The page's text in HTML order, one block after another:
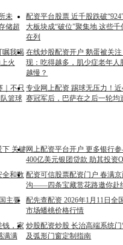
未
储超
配资平台股票 近千股跌破
大板块成“破位”聚集地 这些
在列
嘱我喝
火
在线炒股配资开户 鹅蛋被关
现：吃得越多，肌少症老年人
越慢？
｜不只
篮球
专业网上配资 踢球无压力！
赛冠军后，巴萨在之后一轮均
下 关键网上配资平台开户 更多银行
400亿美元银团贷款 助其投资
全和数 配资可信股票配资门户 春满
沟——四条宝藏赏花路邀你赴
主要
配先查配资 2026年1月11日全
市场蟠桃价格行情
钱，家
满满
炒股配资炒股 长治高端系统
及弧形门窗定制指南